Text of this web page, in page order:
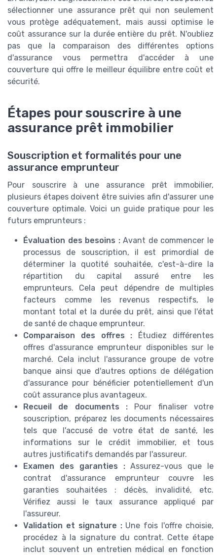
sélectionner une assurance prêt qui non seulement
vous protège adéquatement, mais aussi optimise le
coût assurance sur la durée entière du prêt. N'oubliez
pas que la comparaison des différentes options
d'assurance vous permettra d'accéder à une
couverture qui offre le meilleur équilibre entre coût et
sécurité.
Étapes pour souscrire à une
assurance prêt immobilier
Souscription et formalités pour une
assurance emprunteur
Pour souscrire à une assurance prêt immobilier,
plusieurs étapes doivent être suivies afin d'assurer une
couverture optimale. Voici un guide pratique pour les
futurs emprunteurs :
Évaluation des besoins :Avant de commencer le
processus de souscription, il est primordial de
déterminer la quotité souhaitée, c'est-à-dire la
répartition du capital assuré entre les
emprunteurs. Cela peut dépendre de multiples
facteurs comme les revenus respectifs, le
montant total et la durée du prêt, ainsi que l'état
de santé de chaque emprunteur.
Comparaison des offres : Étudiez différentes
offres d'assurance emprunteur disponibles sur le
marché. Cela inclut l'assurance groupe de votre
banque ainsi que d'autres options de délégation
d'assurance pour bénéficier potentiellement d'un
coût assurance plus avantageux.
Recueil de documents : Pour finaliser votre
souscription, préparez les documents nécessaires
tels que l'accusé de votre état de santé, les
informations sur le crédit immobilier, et tous
autres justificatifs demandés par l'assureur.
Examen des garanties :Assurez-vous que le
contrat d'assurance emprunteur couvre les
garanties souhaitées : décès, invalidité, etc.
Vérifiez aussi le taux assurance appliqué par
l'assureur.
Validation et signature :Une fois l'offre choisie,
procédez à la signature du contrat. Cette étape
inclut souvent un entretien médical en fonction